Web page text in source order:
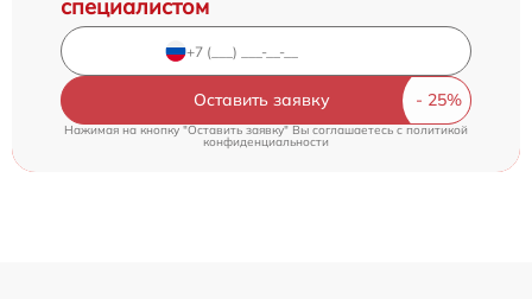
специалистом
Оставить заявку
Нажимая на кнопку "Оставить заявку" Вы соглашаетесь cполитикой
конфиденциальности